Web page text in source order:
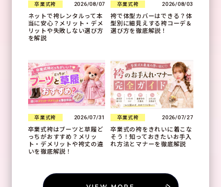
卒業式袴 2026/08/07
ネットで袴レンタルって本
当に安心？メリット・デメ
リットや失敗しない選び方
を解説
卒業式袴 2026/08/03
袴で体型カバーはできる？体
型別に細見えする袴コーデ＆
選び方を徹底解説！
卒業式袴 2026/07/31
卒業式袴はブーツと草履ど
っちがおすすめ？メリッ
ト・デメリットや袴丈の違
いを徹底解説！
卒業式袴 2026/07/27
卒業式の袴をきれいに着こな
そう！知っておきたいお手入
れ方法とマナーを徹底解説